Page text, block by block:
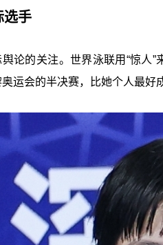
选手
论的关注。世界泳联用“惊人
运会的半决赛，比她个人最好